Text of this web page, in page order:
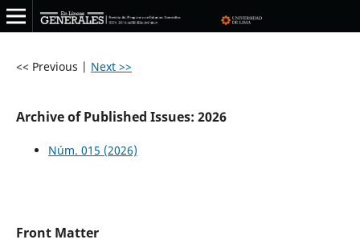
<< Previous | Next >>
Archive of Published Issues: 2026
Núm. 015 (2026)
Front Matter